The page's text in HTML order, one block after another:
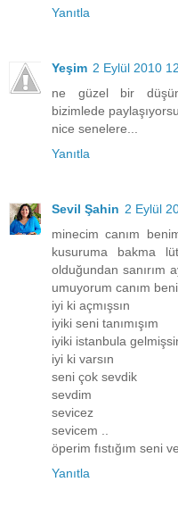
Yanıtla
Yeşim 2 Eylül 2010
ne güzel bir
bizimlede
nice senelere...
Yanıtla
Sevil Şahin 2 Eylül
minecim canım
kusuruma bakma
olduğundan sanırım
umuyorum canım
iyi ki açmışsın
iyiki seni tanımışım
iyiki istanbula
iyi ki varsın
seni çok sevdik
sevdim
sevicez
sevicem ..
öperim fıstığım seni
Yanıtla